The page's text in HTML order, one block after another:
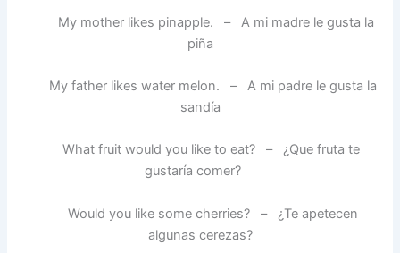
My mother likes pinapple. – A mi madre le gusta la
piña
My father likes water melon. – A mi padre le gusta la
sandía
What fruit would you like to eat? – ¿Que fruta te
gustaría comer?
Would you like some cherries? – ¿Te apetecen
algunas cerezas?